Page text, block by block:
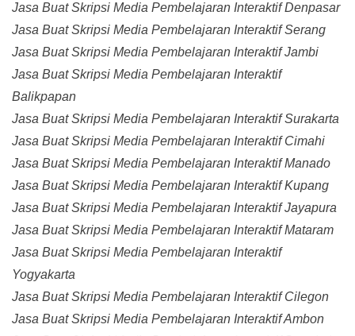
Jasa Buat Skripsi Media Pembelajaran Interaktif Denpasar
Jasa Buat Skripsi Media Pembelajaran Interaktif Serang
Jasa Buat Skripsi Media Pembelajaran Interaktif Jambi
Jasa Buat Skripsi Media Pembelajaran Interaktif
Balikpapan
Jasa Buat Skripsi Media Pembelajaran Interaktif Surakarta
Jasa Buat Skripsi Media Pembelajaran Interaktif Cimahi
Jasa Buat Skripsi Media Pembelajaran Interaktif Manado
Jasa Buat Skripsi Media Pembelajaran Interaktif Kupang
Jasa Buat Skripsi Media Pembelajaran Interaktif Jayapura
Jasa Buat Skripsi Media Pembelajaran Interaktif Mataram
Jasa Buat Skripsi Media Pembelajaran Interaktif
Yogyakarta
Jasa Buat Skripsi Media Pembelajaran Interaktif Cilegon
Jasa Buat Skripsi Media Pembelajaran Interaktif Ambon